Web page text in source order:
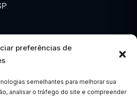
preferências de
semelhantes para melhorar sua
analisar o tráfego do site e compreender